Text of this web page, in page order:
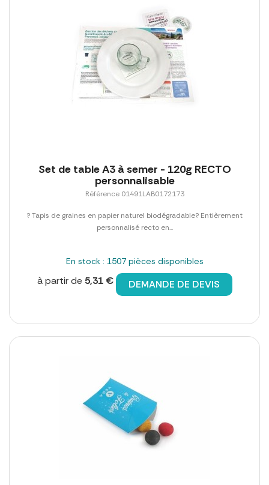
Set de table A3 à semer - 120g RECTO
personnalisable
Référence 01491LAB0172173
? Tapis de graines en papier naturel biodégradable? Entièrement
personnalisé recto en...
En stock : 1507 pièces disponibles
à partir de 5,31 € DEMANDE DE DEVIS